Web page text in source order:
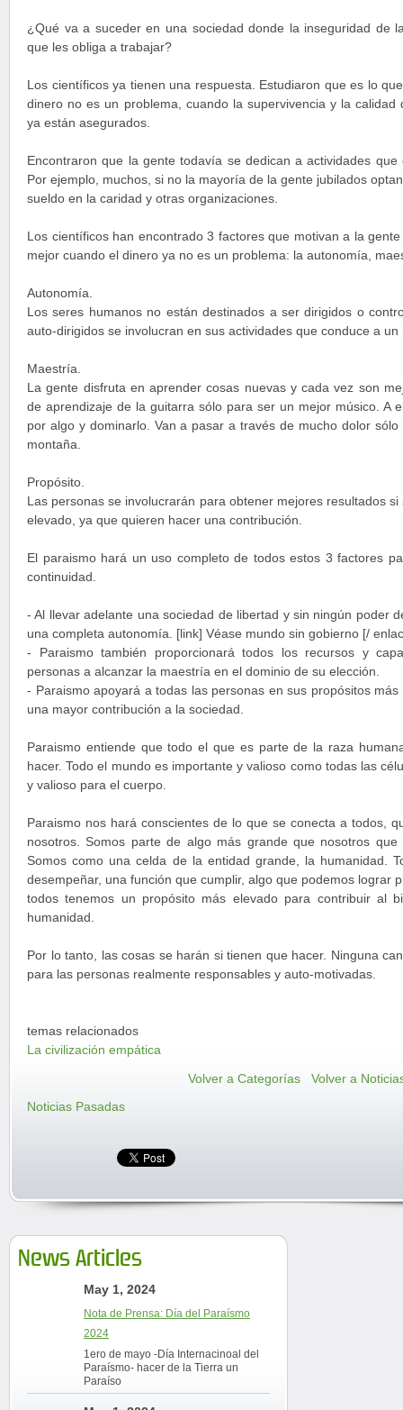
¿Qué va a suceder en una sociedad donde la inseguridad de
que les obliga a trabajar?
Los científicos ya tienen una respuesta. Estudiaron que es lo
dinero no es un problema, cuando la supervivencia y la
ya están asegurados.
Encontraron que la gente todavía se dedican a actividades
Por ejemplo, muchos, si no la mayoría de la gente jubilados
sueldo en la caridad y otras organizaciones.
Los científicos han encontrado 3 factores que motivan a la
mejor cuando el dinero ya no es un problema: la autonomía,
Autonomía.
Los seres humanos no están destinados a ser dirigidos o
auto-dirigidos se involucran en sus actividades que conduce a
Maestría.
La gente disfruta en aprender cosas nuevas y cada vez son
de aprendizaje de la guitarra sólo para ser un mejor músico. A
por algo y dominarlo. Van a pasar a través de mucho dolor
montaña.
Propósito.
Las personas se involucrarán para obtener mejores resultados
elevado, ya que quieren hacer una contribución.
El paraismo hará un uso completo de todos estos 3 factores
continuidad.
- Al llevar adelante una sociedad de libertad y sin ningún poder
una completa autonomía. [link] Véase mundo sin gobierno [/
- Paraismo también proporcionará todos los recursos y
personas a alcanzar la maestría en el dominio de su elección.
- Paraismo apoyará a todas las personas en sus propósitos
una mayor contribución a la sociedad.
Paraismo entiende que todo el que es parte de la raza
hacer. Todo el mundo es importante y valioso como todas las
y valioso para el cuerpo.
Paraismo nos hará conscientes de lo que se conecta a todos,
nosotros. Somos parte de algo más grande que nosotros que
Somos como una celda de la entidad grande, la humanidad.
desempeñar, una función que cumplir, algo que podemos lograr
todos tenemos un propósito más elevado para contribuir al
humanidad.
Por lo tanto, las cosas se harán si tienen que hacer. Ninguna
para las personas realmente responsables y auto-motivadas.
temas relacionados
La civilización empática
Volver a Categorías
Volver a
Noticias Pasadas
News Articles
May 1, 2024
Nota de Prensa: Día del Paraísmo
2024
1ero de mayo -Día Internacinoal del
Paraísmo- hacer de la Tierra un
Paraíso